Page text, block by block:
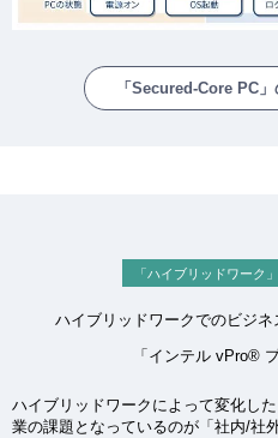
「Secured-Core PC
「ハイブリッドワーク
ハイブリッドワークでのビジ
「インテル vPro®
ハイブリッドワークによって変化し
業の課題となっているのが「社内/社